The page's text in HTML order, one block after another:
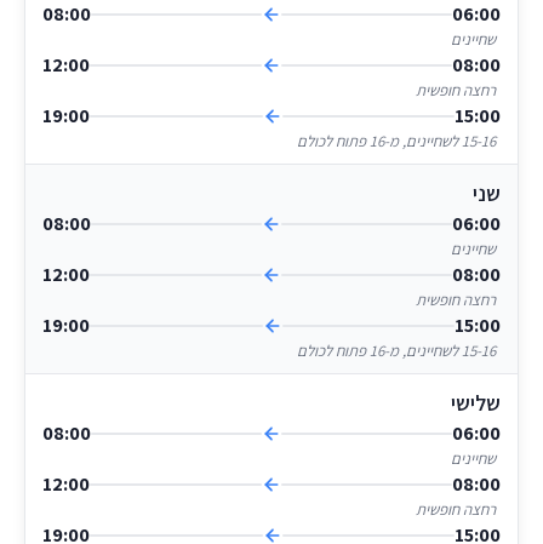
06:00
08:00
שחיינים
08:00
12:00
רחצה חופשית
15:00
19:00
15-16 לשחיינים, מ-16 פתוח לכולם
שני
06:00
08:00
שחיינים
08:00
12:00
רחצה חופשית
15:00
19:00
15-16 לשחיינים, מ-16 פתוח לכולם
שלישי
06:00
08:00
שחיינים
08:00
12:00
רחצה חופשית
15:00
19:00